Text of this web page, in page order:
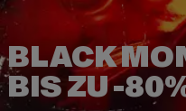
BLACK